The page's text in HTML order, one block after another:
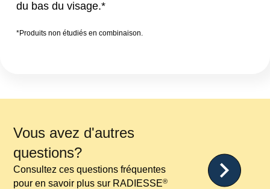
du bas du visage.*
*Produits non étudiés en combinaison.
Vous avez d'autres
questions?
Consultez ces questions fréquentes
pour en savoir plus sur RADIESSE®